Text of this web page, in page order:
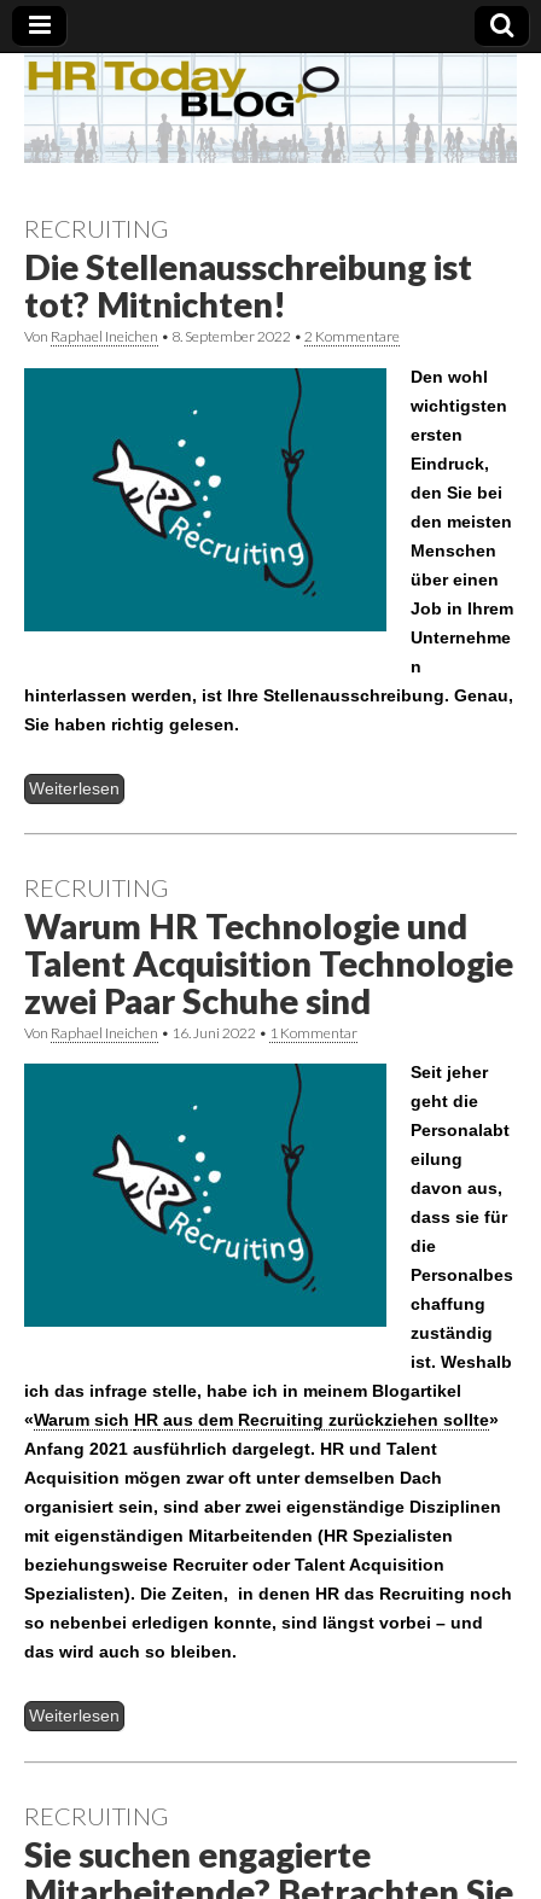
RECRUITING
Die Stellenausschreibung ist
tot? Mitnichten!
Von Raphael Ineichen • 8. September 2022 • 2 Kommentare
Den wohl
wichtigsten
ersten
Eindruck,
den Sie bei
den meisten
Menschen
über einen
Job in Ihrem
Unternehme
n
hinterlassen werden, ist Ihre Stellenausschreibung. Genau,
Sie haben richtig gelesen.
Weiterlesen
RECRUITING
Warum HR Technologie und
Talent Acquisition Technologie
zwei Paar Schuhe sind
Von Raphael Ineichen • 16. Juni 2022 • 1 Kommentar
Seit jeher
geht die
Personalabt
eilung
davon aus,
dass sie für
die
Personalbes
chaffung
zuständig
ist. Weshalb
ich das infrage stelle, habe ich in meinem Blogartikel
«Warum sich HR aus dem Recruiting zurückziehen sollte»
Anfang 2021 ausführlich dargelegt. HR und Talent
Acquisition mögen zwar oft unter demselben Dach
organisiert sein, sind aber zwei eigenständige Disziplinen
mit eigenständigen Mitarbeitenden (HR Spezialisten
beziehungsweise Recruiter oder Talent Acquisition
Spezialisten). Die Zeiten, in denen HR das Recruiting noch
so nebenbei erledigen konnte, sind längst vorbei – und
das wird auch so bleiben.
Weiterlesen
RECRUITING
Sie suchen engagierte